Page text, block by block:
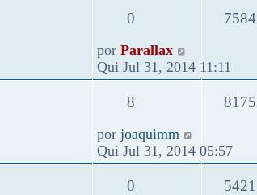
0 7584
por Parallax
Qui Jul 31, 2014 11:11
8 8175
por joaquimm
Qui Jul 31, 2014 05:57
0 5421